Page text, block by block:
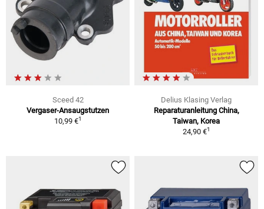
Sceed 42
Vergaser-Ansaugstutzen
10,99 €1
Delius Klasing Verlag
Reparaturanleitung China,
Taiwan, Korea
24,90 €1